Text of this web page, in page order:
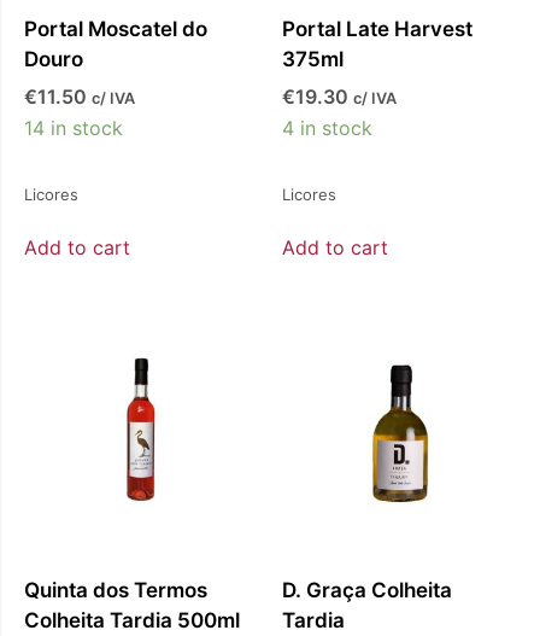
Portal Moscatel do
Douro
€11.50 c/ IVA
14 in stock
Licores
Add to cart
Portal Late Harvest
375ml
€19.30 c/ IVA
4 in stock
Licores
Add to cart
Quinta dos Termos
Colheita Tardia 500ml
D. Graça Colheita
Tardia